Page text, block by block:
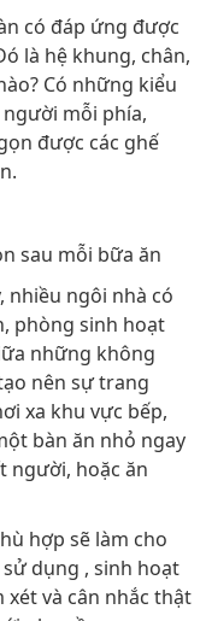
có đáp ứng được
là hệ khung, chân,
Có những kiểu
mỗi phía,
được các ghế
sau mỗi bữa ăn
nhiều ngôi nhà có
phòng sinh hoạt
những không
nên sự trang
xa khu vực bếp,
bàn ăn nhỏ ngay
người, hoặc ăn
hợp sẽ làm cho
dụng , sinh hoạt
xét và cân nhắc thật